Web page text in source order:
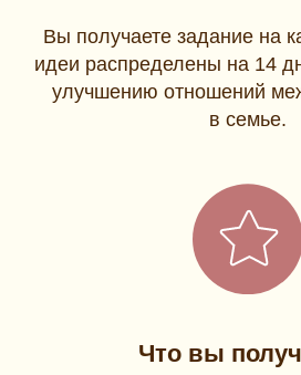
Вы получаете задание на
идеи распределены на 14
улучшению отношений
в семье.
Что вы